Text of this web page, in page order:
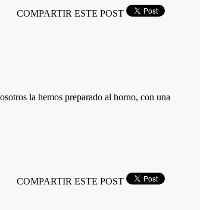
COMPARTIR ESTE POST
la hemos preparado al horno, con una
COMPARTIR ESTE POST